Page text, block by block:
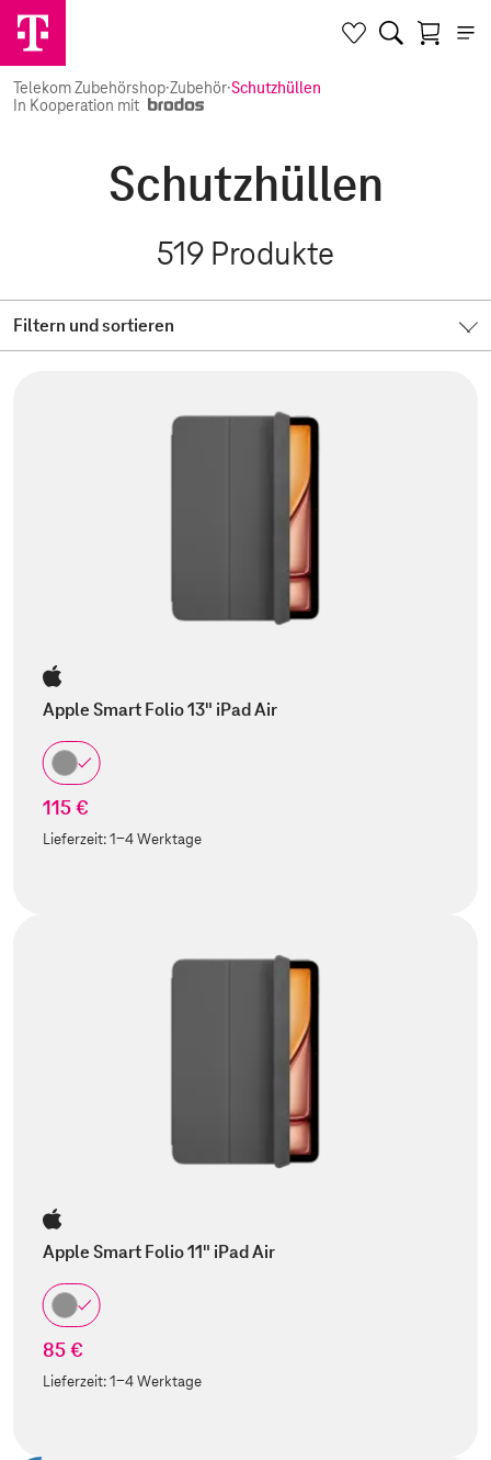
Telekom Zubehörshop·Zubehör·Schutzhüllen
In Kooperation mit
Schutzhüllen
519 Produkte
Filtern und sortieren
Apple Smart Folio 13" iPad Air
115 €
Lieferzeit:1-4 Werktage
Apple Smart Folio 11" iPad Air
85 €
Lieferzeit:1-4 Werktage